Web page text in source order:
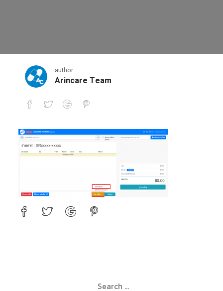
แก้ไข – 1
author:
Arincare Team
แก้ไข – 1